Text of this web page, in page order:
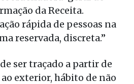
da Receita.
rápida de pessoas na
reservada, discreta.”
ser traçado a partir de
exterior, hábito de não